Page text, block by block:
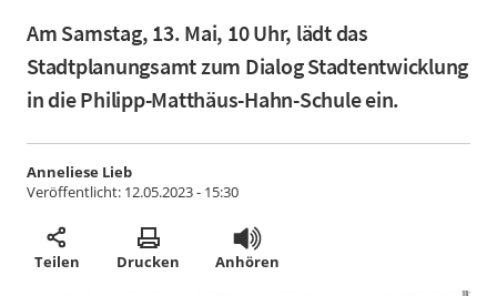
Am Samstag, 13. Mai, 10 Uhr, lädt das
Stadtplanungsamt zum Dialog Stadtentwicklung
in die Philipp-Matthäus-Hahn-Schule ein.
Anneliese Lieb
Veröffentlicht: 12.05.2023 - 15:30
Teilen Drucken Anhören